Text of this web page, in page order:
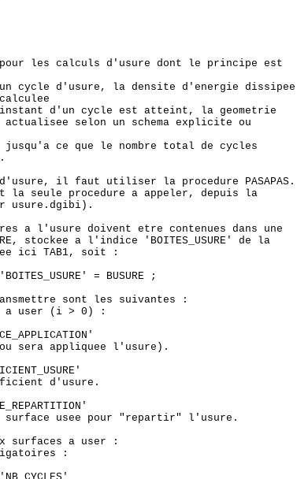
les calculs d'usure dont le principe est
cycle d'usure, la densite d'energie dissipee
d'un cycle est atteint, la geometrie
selon un schema explicite ou
ce que le nombre total de cycles
il faut utiliser la procedure PASAPAS.
la seule procedure a appeler, depuis la
usure.dgibi).
a l'usure doivent etre contenues dans une
stockee a l'indice 'BOITES_USURE' de la
ici TAB1, soit :
= BUSURE ;
a transmettre sont les suivantes :
user (i > 0) :
sera appliquee l'usure).
d'usure.
usee pour "repartir" l'usure.
surfaces a user :
: